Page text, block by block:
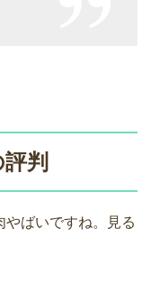
判
やばいですね。見る